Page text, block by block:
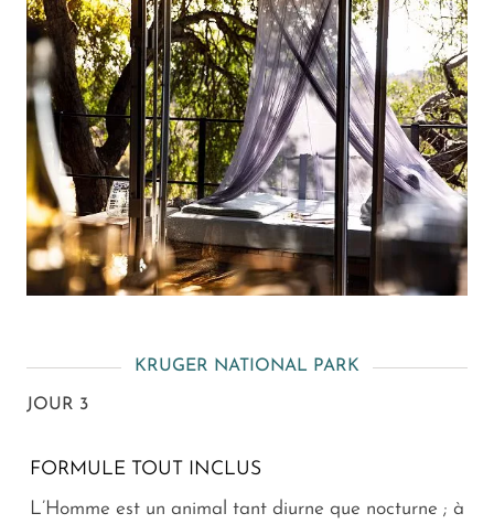
KRUGER NATIONAL PARK
JOUR 3
FORMULE TOUT INCLUS
L’Homme est un animal tant diurne que nocturne ; à